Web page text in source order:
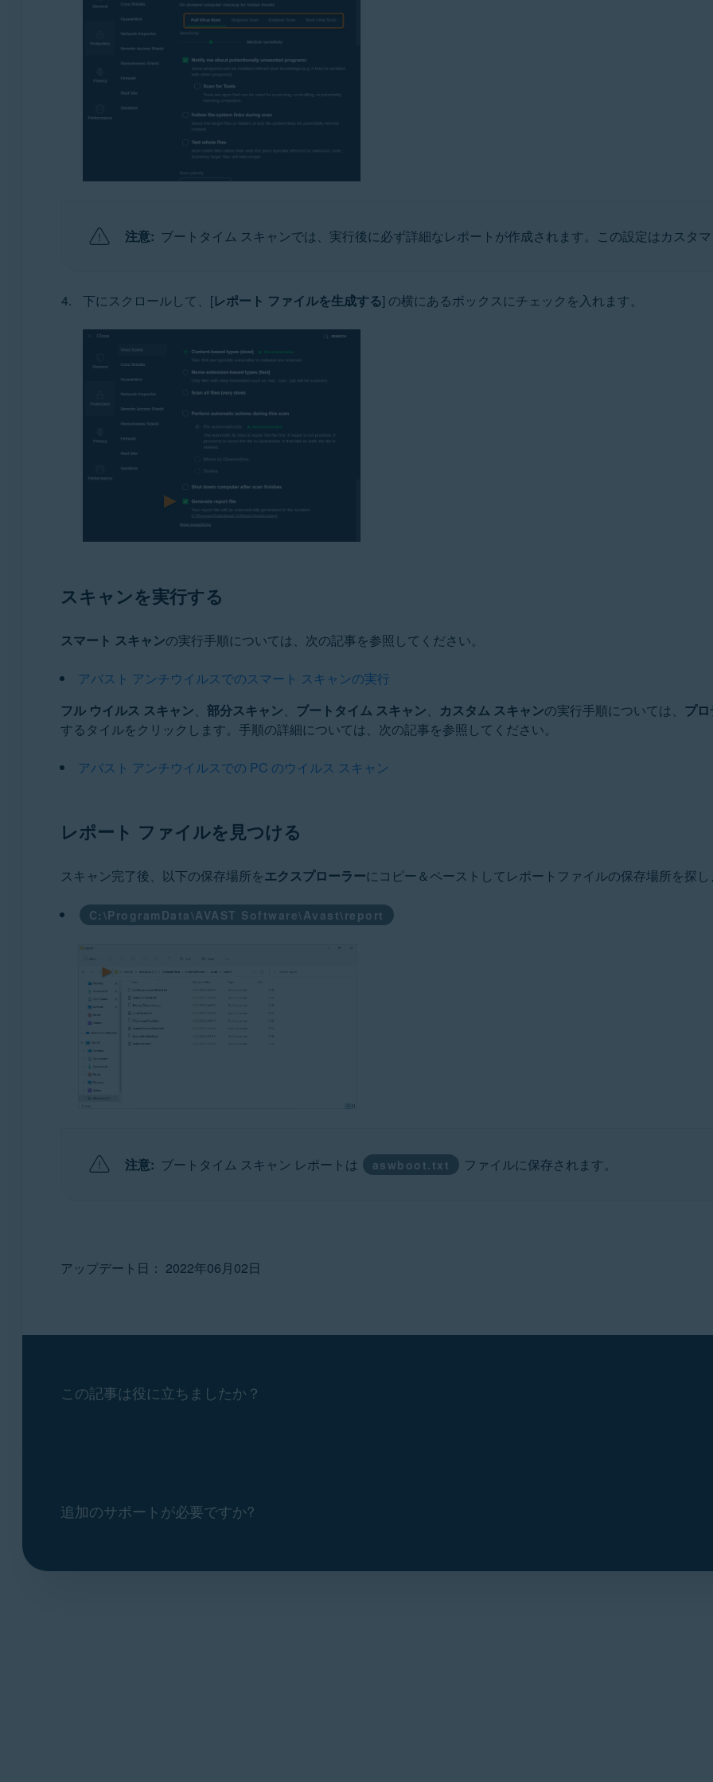
注意: ブートタイム スキャンでは、実行後に必ず詳細なレポートが作成されます。この設定はカスタ
下にスクロールして、[レポート ファイルを生成する] の横にあるボックスにチェックを入れます。
スキャンを実行する
スマート スキャンの実行手順については、次の記事を参照してください。
アバスト アンチウイルスでのスマート スキャンの実行
フル ウイルス スキャン
部分スキャン ブートタイム スキャン カスタム スキャンの実行手順については、 プ
するタイルをクリックします。手順の詳細については、次の記事を参照してください。
アバスト アンチウイルスでの PC のウイルス スキャン
レポート ファイルを見つける
スキャン完了後、以下の保存場所をエクスプローラーにコピー＆ペーストしてレポートファイルの保存場所を探
C:\ProgramData\AVAST Software\Avast\report
注意: ブートタイム スキャン レポートは aswboot.txt ファイルに保存されます。
アップデート日： 2022年06月02日
この記事は役に立ちましたか？
追加のサポートが必要ですか?